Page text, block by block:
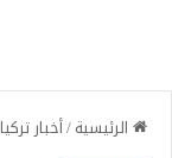
الرئيسية/أخبار تركيا